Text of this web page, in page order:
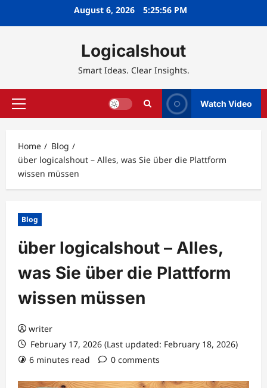
August 6, 2026 5:25:58 PM
Logicalshout
Smart Ideas. Clear Insights.
Primary
Watch Video
Home
Blog
über logicalshout – Alles, was Sie über die Plattform
wissen müssen
Blog
über logicalshout – Alles,
was Sie über die Plattform
wissen müssen
writer
February 17, 2026 (Last updated: February 18, 2026)
6 minutes read
0 comments